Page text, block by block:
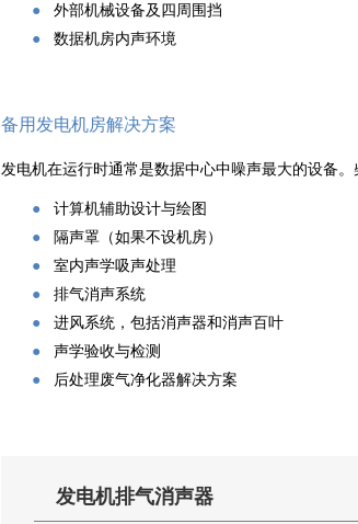
●
外部机械设备及四周围挡
●
数据机房内声环境
备用发电机房解决方案
发电机在运行时通常是数据中心中噪声最大的设备
●
计算机辅助设计与绘图
●
隔声罩（如果不设机房）
●
室内声学吸声处理
●
排气消声系统
●
进风系统，包括消声器和消声百叶
●
声学验收与检测
●
后处理废气净化器解决方案
发电机排气消声器